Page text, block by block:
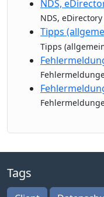
NDS,
NDS, eDirectory
Tipps
Tipps
Tags